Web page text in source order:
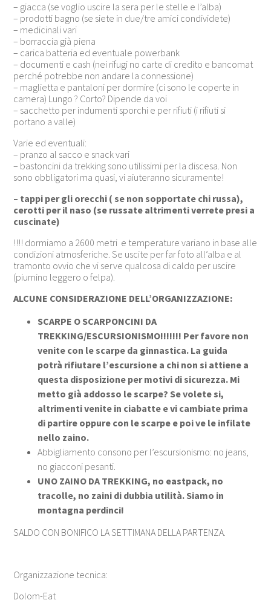
– giacca (se voglio uscire la sera per le stelle e l’alba)
– prodotti bagno (se siete in due/tre amici condividete)
– medicinali vari
– borraccia già piena
– carica batteria ed eventuale powerbank
– documenti e cash (nei rifugi no carte di credito e bancomat
perché potrebbe non andare la connessione)
– maglietta e pantaloni per dormire (ci sono le coperte in
camera) Lungo ? Corto? Dipende da voi
– sacchetto per indumenti sporchi e per rifiuti (i rifiuti si
portano a valle)
Varie ed eventuali:
– pranzo al sacco e snack vari
– bastoncini da trekking sono utilissimi per la discesa. Non
sono obbligatori ma quasi, vi aiuteranno sicuramente!
– tappi per gli orecchi ( se non sopportate chi russa),
cerotti per il naso (se russate altrimenti verrete presi a
cuscinate)
!!!! dormiamo a 2600 metri e temperature variano in base alle
condizioni atmosferiche. Se uscite per far foto all’alba e al
tramonto ovvio che vi serve qualcosa di caldo per uscire
(piumino leggero o felpa).
ALCUNE CONSIDERAZIONE DELL’ORGANIZZAZIONE:
SCARPE O SCARPONCINI DA
TREKKING/ESCURSIONISMO!!!!!!! Per favore non
venite con le scarpe da ginnastica. La guida
potrà rifiutare l’escursione a chi non si attiene a
questa disposizione per motivi di sicurezza. Mi
metto già addosso le scarpe? Se volete si,
altrimenti venite in ciabatte e vi cambiate prima
di partire oppure con le scarpe e poi ve le infilate
nello zaino.
Abbigliamento consono per l’escursionismo: no jeans,
no giacconi pesanti.
UNO ZAINO DA TREKKING, no eastpack, no
tracolle, no zaini di dubbia utilità. Siamo in
montagna perdinci!
SALDO CON BONIFICO LA SETTIMANA DELLA PARTENZA.
Organizzazione tecnica:
Dolom-Eat